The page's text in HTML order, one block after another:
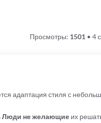
4
Просмотры: 1501 •
адаптация стиля с
Люди не желающие их